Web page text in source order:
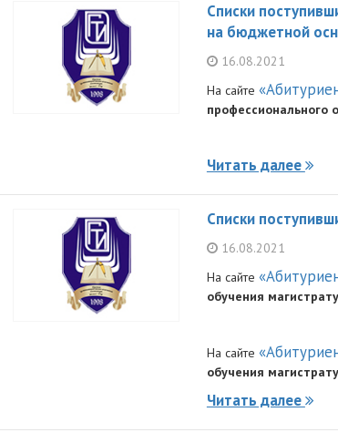
Списки
на бюджетной
16.08.2021
На сайте
профессионального
Читать далее
Списки
16.08.2021
На сайте
обучения
На сайте
обучения
Читать далее